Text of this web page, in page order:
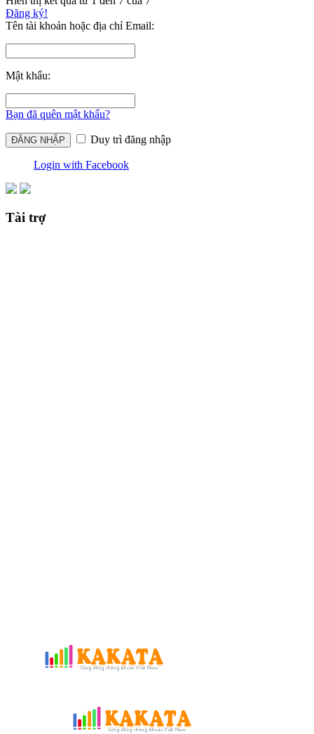
Đăng ký!
Tên tài khoản hoặc địa chỉ Email:
Mật khẩu:
Bạn đã quên mật khẩu?
Duy trì đăng nhập
Login with Facebook
Tài trợ